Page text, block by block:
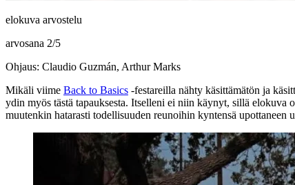
elokuva arvostelu
arvosana 2/5
Ohjaus: Claudio Guzmán, Arthur Marks
Mikäli viime Back to Basics ‑festareilla nähty käsittämätön ja
ydin myös tästä tapauksesta. Itselleni ei niin käynyt, sillä elokuva
muutenkin hatarasti todellisuuden reunoihin kyntensä upottaneen